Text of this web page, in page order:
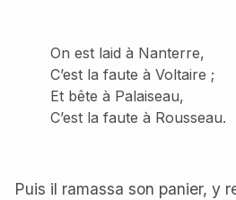
On est laid à Nanterre,
C’est la faute à Voltaire ;
Et bête à Palaiseau,
C’est la faute à Rousseau.
Puis il ramassa son panier, y